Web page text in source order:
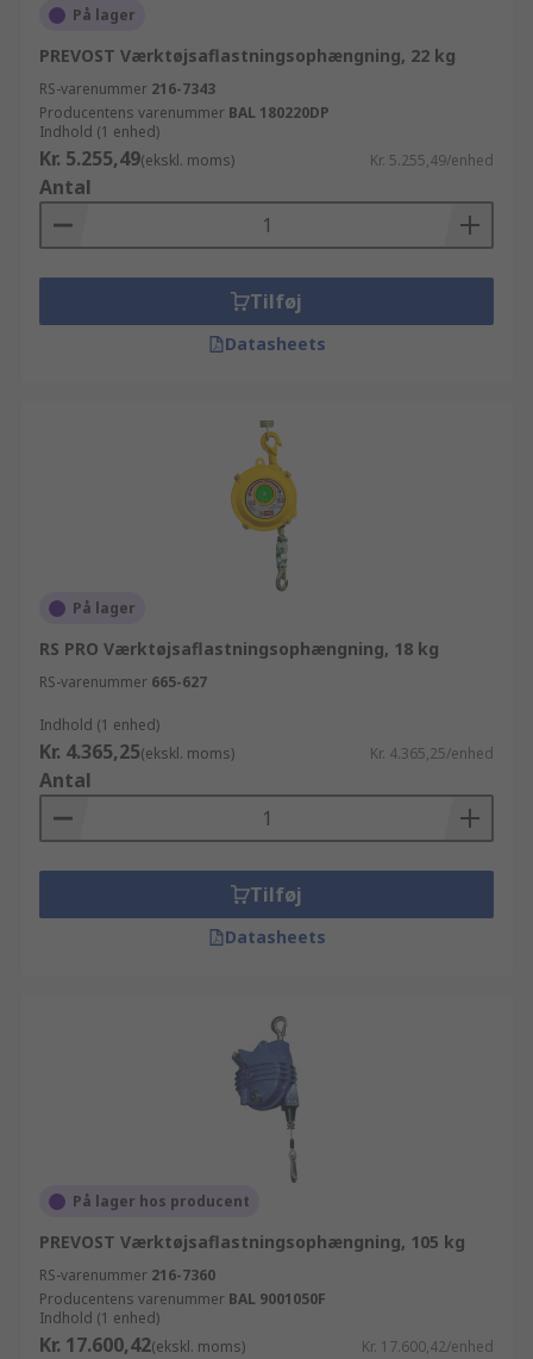
På lager
PREVOST Værktøjsaflastningsophængning, 22 kg
RS-varenummer 216-7343
Producentens varenummer BAL 180220DP
Indhold (1 enhed)
Kr. 5.255,49(ekskl. moms) Kr. 5.255,49/enhed
Antal
Tilføj
Datasheets
På lager
RS PRO Værktøjsaflastningsophængning, 18 kg
RS-varenummer 665-627
Indhold (1 enhed)
Kr. 4.365,25(ekskl. moms) Kr. 4.365,25/enhed
Antal
Tilføj
Datasheets
På lager hos producent
PREVOST Værktøjsaflastningsophængning, 105 kg
RS-varenummer 216-7360
Producentens varenummer BAL 9001050F
Indhold (1 enhed)
Kr. 17.600,42(ekskl. moms) Kr. 17.600,42/enhed